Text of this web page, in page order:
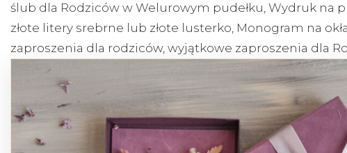
ślub dla Rodziców w Welurowym pudełku, Wydruk na
złote litery srebrne lub złote lusterko, Monogram na
zaproszenia dla rodziców, wyjątkowe zaproszenia dla